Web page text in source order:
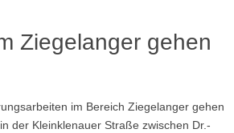
Ziegelanger gehen
im Bereich Ziegelanger gehen
der Kleinklenauer Straße zwischen Dr.-